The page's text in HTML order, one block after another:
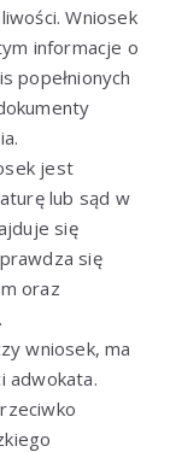
Wniosek
informacje o
popełnionych
jest
lub sąd w
się
się
oraz
wniosek, ma
adwokata.